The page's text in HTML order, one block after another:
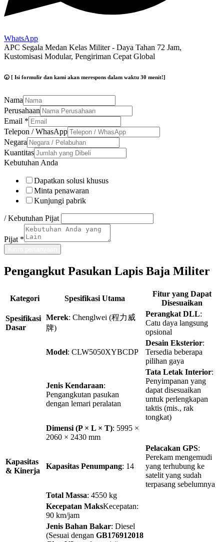
WhatsApp
APC Segala Medan Kelas Militer - Daya Tahan 72 Jam,
Kustomisasi Modular, Pengiriman Cepat Global
🕢 [ Isi formulir dan kami akan merespons dalam waktu 30 menit!]
Nama
Perusahaan
Email *
Telepon / WhasApp
Negara
Kuantitas
Kebutuhan Anda
Dapatkan solusi khusus
Minta penawaran
Kunjungi pabrik
/ Kebutuhan Pijat
Pijat *
Pengangkut Pasukan Lapis Baja Militer
Kategori Spesifikasi Utama
Fitur yang Dapat
Disesuaikan
Spesifikasi
Dasar
Merek: Chenglwei (程力威
牌)
Perangkat DLL:
Catu daya langsung
opsional
Model: CLW5050XYBCDP
Desain Eksterior:
Tersedia beberapa
pilihan gaya
Jenis Kendaraan:
Pengangkutan pasukan
dengan lemari peralatan
Tata Letak Interior:
Penyimpanan yang
dapat disesuaikan
untuk perlengkapan
taktis (mis., rak
tongkat)
Dimensi (P × L × T): 5995 ×
2060 × 2430 mm
Kapasitas
& Kinerja
Kapasitas Penumpang: 14
Pelacakan GPS:
Perekam mengemudi
yang terhubung ke
satelit yang sudah
terpasang sebelumnya
Total Massa: 4550 kg
Kecepatan MaksKecepatan:
90 km/jam
Jenis Bahan Bakar: Diesel
(Sesuai dengan GB176912018